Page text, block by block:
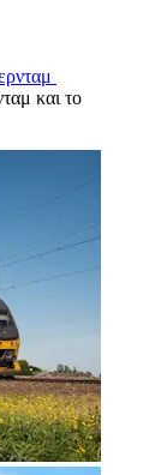
και το